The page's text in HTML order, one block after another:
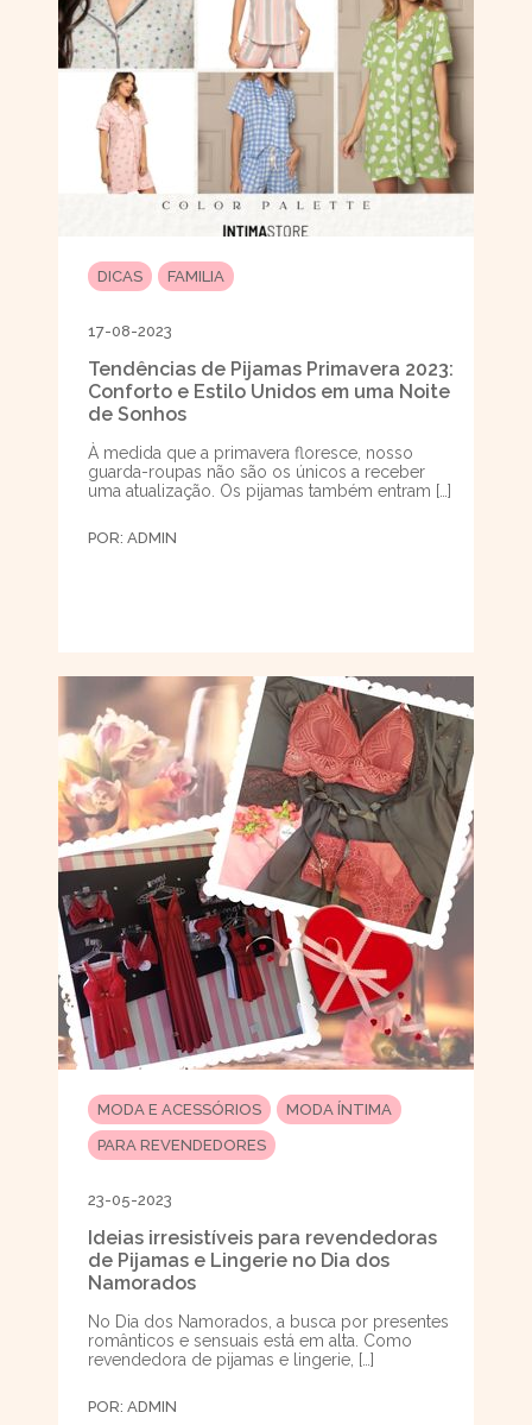
DICAS FAMILIA
17-08-2023
Tendências de Pijamas Primavera 2023:
Conforto e Estilo Unidos em uma Noite
de Sonhos
À medida que a primavera floresce, nosso
guarda-roupas não são os únicos a receber
uma atualização. Os pijamas também entram […]
POR: ADMIN
MODA E ACESSÓRIOS
MODA ÍNTIMA
PARA REVENDEDORES
23-05-2023
Ideias irresistíveis para revendedoras
de Pijamas e Lingerie no Dia dos
Namorados
No Dia dos Namorados, a busca por presentes
românticos e sensuais está em alta. Como
revendedora de pijamas e lingerie, […]
POR: ADMIN